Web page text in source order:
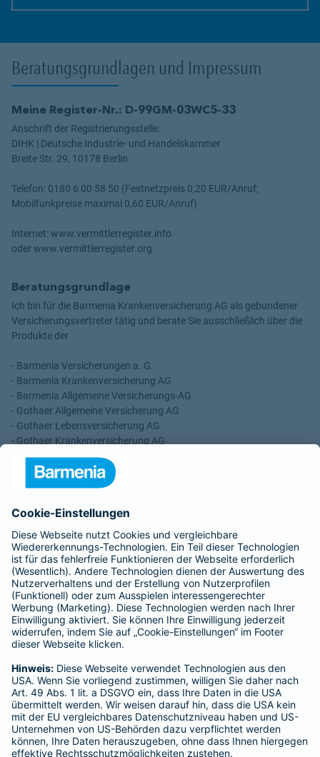
Beratungsgrundlagen und Impressum
Meine Register-Nr.: D-99GM-03WC5-33
Anschrift der Registrierungsstelle:
DIHK | Deutsche Industrie- und Handelskammer
Breite Str. 29, 10178 Berlin
Telefon: 0180 6 00 58 50 (Festnetzpreis 0,20 EUR/Anruf;
Mobilfunkpreise maximal 0,60 EUR/Anruf)
Internet: www.vermittlerregister.info
oder www.vermittlerregister.org
Beratungsgrundlage
Ich bin für die Barmenia Krankenversicherung AG als gebundener
Versicherungsvertreter tätig und berate Sie ausschließlich über die
Produkte der
- Barmenia Versicherungen a. G.
- Barmenia Krankenversicherung AG
- Barmenia Allgemeine Versicherungs-AG
- Gothaer Allgemeine Versicherung AG
- Gothaer Lebensversicherung AG
- Gothaer Krankenversicherung AG
- ROLAND Rechtsschutz-Versicherungs-AG
- ROLAND Schutzbrief-Versicherung AG
Vergütungen, die in der zu entrichtenden Versicherungsprämie
enthalten sind.
Schlichtungsstellen
Für Lebens- und Sachversicherungen:
Verein Versicherungsombudsmann eV,
Postfach 080632, 10006 Berlin
Für private Krankenversicherungen:
Ombudsmann für private Kranken- / Pflege-Versicherungen,
Postfach 060222, 10052 Berlin
Impressum
Barmenia Versicherung - Gerhard Gering
Otto-Walle-Str. 29